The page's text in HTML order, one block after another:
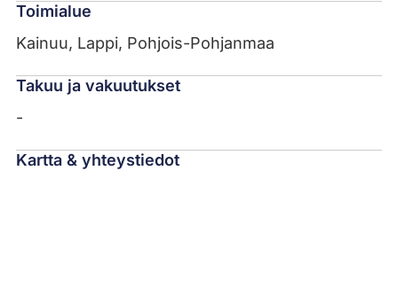
Toimialue
Kainuu, Lappi, Pohjois-Pohjanmaa
Takuu ja vakuutukset
-
Kartta & yhteystiedot